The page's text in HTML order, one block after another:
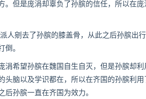
但是庞涓却辜负了孙膑的信任，所以在庞
剜去了孙膑的膝盖骨，从此之后孙膑出
倒。
希望孙膑在魏国自生自灭，但是孙膑却利
脑以及学识都在，所以在齐国的孙膑利
孙膑一直在齐国为效力。